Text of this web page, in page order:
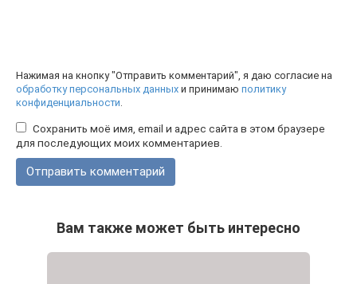
Нажимая на кнопку "Отправить комментарий", я даю согласие на
обработку персональных данных и принимаю политику
конфиденциальности.
Сохранить моё имя, email и адрес сайта в этом браузере
для последующих моих комментариев.
Вам также может быть интересно